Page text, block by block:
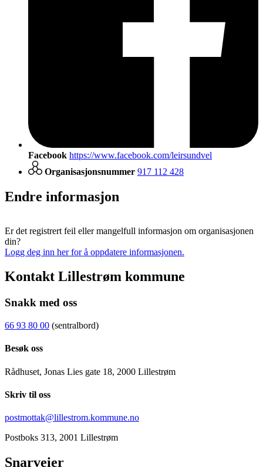
Facebook https://www.facebook.com/leirsundvel
Organisasjonsnummer 917 112 428
Endre informasjon
Er det registrert feil eller mangelfull informasjon om organisasjonen
din?
Logg deg inn her for å oppdatere informasjonen.
Kontakt Lillestrøm kommune
Snakk med oss
66 93 80 00 (sentralbord)
Besøk oss
Rådhuset, Jonas Lies gate 18, 2000 Lillestrøm
Skriv til oss
postmottak@lillestrom.kommune.no
Postboks 313, 2001 Lillestrøm
Snarveier